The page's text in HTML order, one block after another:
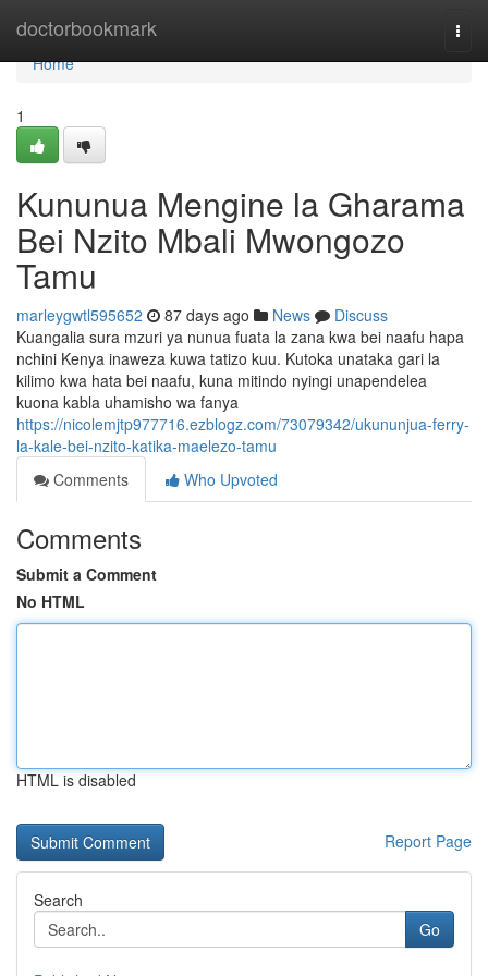
doctorbookmark
Home
Home
1
Kununua Mengine la Gharama
Bei Nzito Mbali Mwongozo
Tamu
marleygwtl595652 87 days ago News
Discuss
Kuangalia sura mzuri ya nunua fuata la zana kwa bei naafu hapa
nchini Kenya inaweza kuwa tatizo kuu. Kutoka unataka gari la
kilimo kwa hata bei naafu, kuna mitindo nyingi unapendelea
kuona kabla uhamisho wa fanya
https://nicolemjtp977716.ezblogz.com/73079342/ukununjua-ferry-
la-kale-bei-nzito-katika-maelezo-tamu
Comments
Who Upvoted
Comments
Submit a Comment
No HTML
HTML is disabled
Report Page
Search
Go